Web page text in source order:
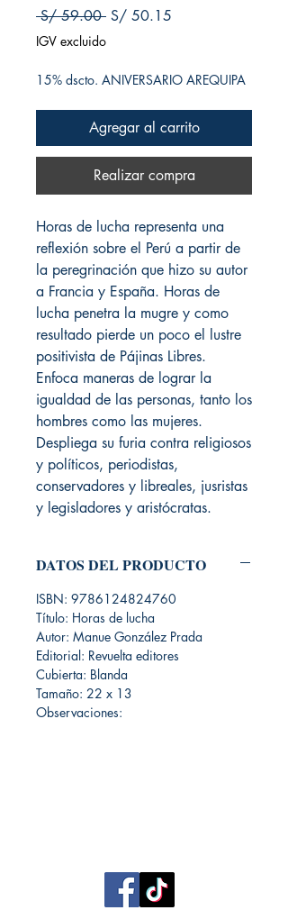
S/ 59.00 Precio
S/ 50.15
IGV excluido
15% dscto. ANIVERSARIO AREQUIPA
Agregar al carrito
Realizar compra
Horas de lucha representa una
reflexión sobre el Perú a partir de
la peregrinación que hizo su autor
a Francia y España. Horas de
lucha penetra la mugre y como
resultado pierde un poco el lustre
positivista de Pájinas Libres.
Enfoca maneras de lograr la
igualdad de las personas, tanto los
hombres como las mujeres.
Despliega su furia contra religiosos
y políticos, periodistas,
conservadores y libreales, jusristas
y legisladores y aristócratas.
DATOS DEL PRODUCTO
ISBN: 9786124824760
Título: Horas de lucha
Autor: Manue González Prada
Editorial: Revuelta editores
Cubierta: Blanda
Tamaño: 22 x 13
Observaciones: